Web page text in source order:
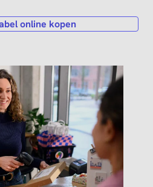
online kopen